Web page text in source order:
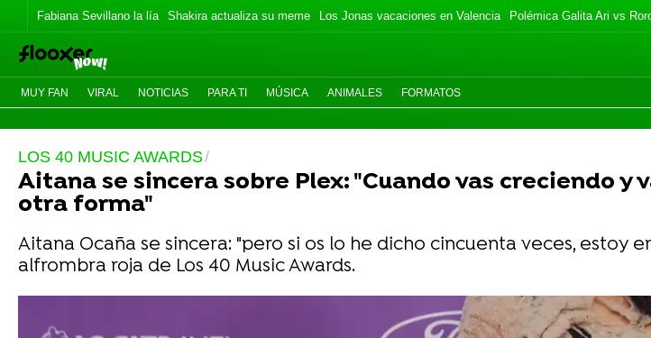
Fabiana Sevillano la lía Shakira actualiza su meme Los Jonas vacaciones en Valencia Polémica Galita Ari vs
MUY FAN VIRAL NOTICIAS PARA TI MÚSICA ANIMALES FORMATOS
LOS 40 MUSIC AWARDS
Aitana se sincera sobre Plex: "Cuando vas creciendo y
otra forma"
Aitana Ocaña se sincera: "pero si os lo he dicho cincuenta veces, estoy
alfrombra roja de Los 40 Music Awards.